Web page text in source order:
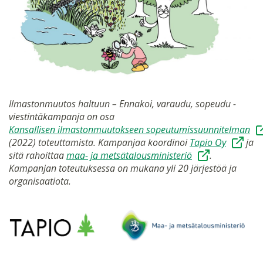
Ilmastonmuutos haltuun – Ennakoi, varaudu, sopeudu -
viestintäkampanja on osa
Kansallisen ilmastonmuutokseen sopeutumissuunnitelman
(2022) toteuttamista. Kampanjaa koordinoiTapio Oy
ja
sitä rahoittaamaa- ja metsätalousministeriö
.
Kampanjan toteutuksessa on mukana yli 20 järjestöä ja
organisaatiota.